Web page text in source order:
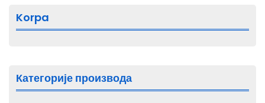
Korpa
Категорије производа